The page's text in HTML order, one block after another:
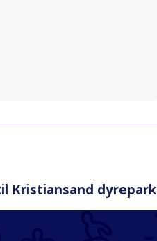
Kristiansand dyrepark